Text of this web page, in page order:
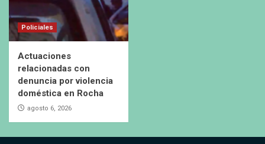
Policiales
Actuaciones
relacionadas con
denuncia por violencia
doméstica en Rocha
agosto 6, 2026